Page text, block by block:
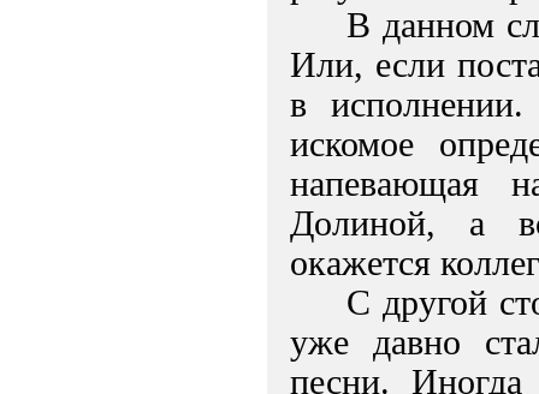
В данном
Или, если
в
искомое
напевающая
Долиной, а
окажется
С другой
уже давно
песни. Иногда